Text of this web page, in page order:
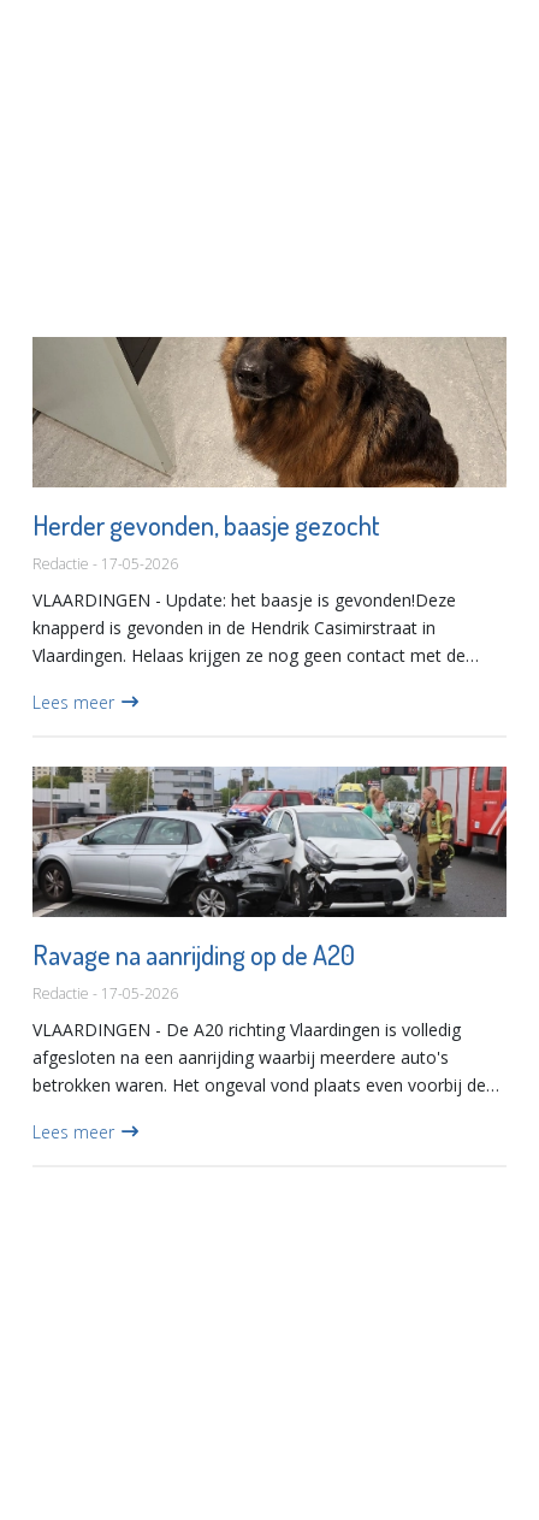
Herder gevonden, baasje gezocht
Redactie - 17-05-2026
VLAARDINGEN - Update: het baasje is gevonden!Deze
knapperd is gevonden in de Hendrik Casimirstraat in
Vlaardingen. Helaas krijgen ze nog geen contact met de
met 06-3845622...
Lees meer
Ravage na aanrijding op de A20
Redactie - 17-05-2026
VLAARDINGEN - De A20 richting Vlaardingen is volledig
afgesloten na een aanrijding waarbij meerdere auto's
betrokken waren. Het ongeval vond plaats even voorbij de
afg...
Lees meer